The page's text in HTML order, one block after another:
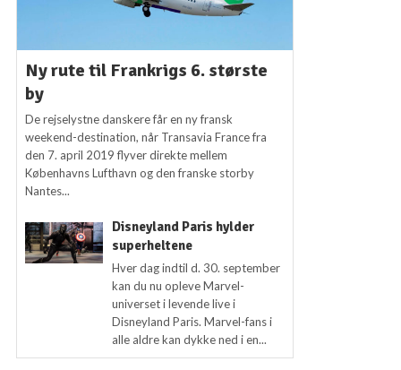
Ny rute til Frankrigs 6. største
by
De rejselystne danskere får en ny fransk
weekend-destination, når Transavia France fra
den 7. april 2019 flyver direkte mellem
Københavns Lufthavn og den franske storby
Nantes...
Disneyland Paris hylder
superheltene
Hver dag indtil d. 30. september
kan du nu opleve Marvel-
universet i levende live i
Disneyland Paris. Marvel-fans i
alle aldre kan dykke ned i en...